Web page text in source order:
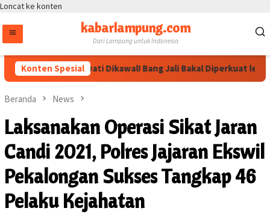
Loncat ke konten
kabarlampung.com
Dari Lampung untuk Indonesia
Konten Spesial
Arahan Megawati Dikawal! Bang Jali Bakal Diperkuat lewat
Beranda News
Laksanakan Operasi Sikat Jaran
Candi 2021, Polres Jajaran Ekswil
Pekalongan Sukses Tangkap 46
Pelaku Kejahatan